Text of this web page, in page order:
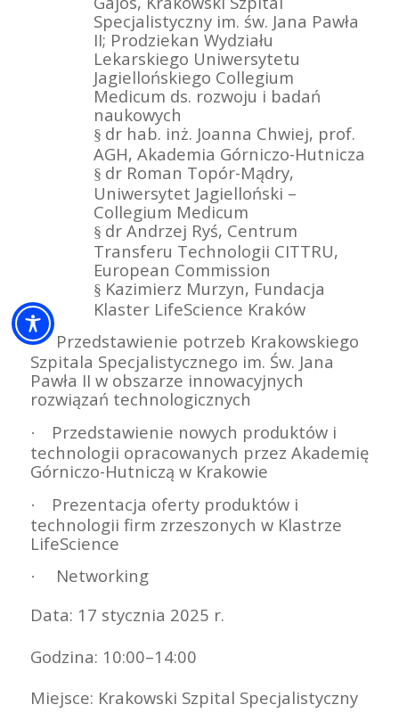
Specjalistyczny im. św. Jana Pawła
II; Prodziekan Wydziału
Lekarskiego Uniwersytetu
Jagiellońskiego Collegium
Medicum ds. rozwoju i badań
naukowych
§ dr hab. inż. Joanna Chwiej, prof.
AGH, Akademia Górniczo-Hutnicza
§ dr Roman Topór-Mądry,
Uniwersytet Jagielloński –
Collegium Medicum
§ dr Andrzej Ryś, Centrum
Transferu Technologii CITTRU,
European Commission
§ Kazimierz Murzyn, Fundacja
Klaster LifeScience Kraków
·
Przedstawienie potrzeb Krakowskiego
Szpitala Specjalistycznego im. Św. Jana
Pawła II w obszarze innowacyjnych
rozwiązań technologicznych
·
Przedstawienie nowych produktów i
technologii opracowanych przez Akademię
Górniczo-Hutniczą w Krakowie
·
Prezentacja oferty produktów i
technologii firm zrzeszonych w Klastrze
LifeScience
·
Networking
Data: 17 stycznia 2025 r.
Godzina: 10:00–14:00
Miejsce: Krakowski Szpital Specjalistyczny